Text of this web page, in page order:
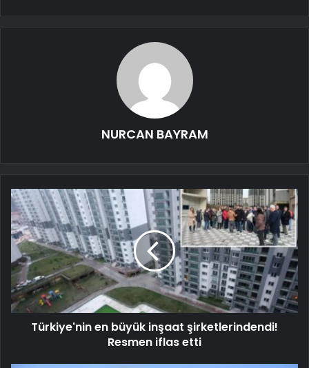
NURCAN BAYRAM
Türkiye'nin en büyük inşaat şirketlerindendi!
Resmen iflas etti